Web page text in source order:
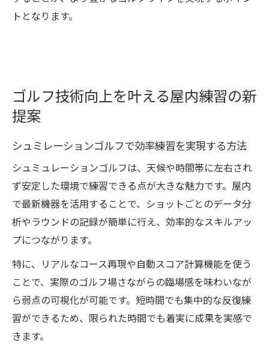
トとなります。
ゴルフ技術向上を叶える屋内練習の新
提案
シュミレーションゴルフで効率練習を実現する方法
シュミュレーションゴルフは、天候や時間帯に左右され
ず安定した環境で練習できる点が大きな魅力です。屋内
で最新機器を活用することで、ショットごとのデータ分
析やラウンドの記録が簡単に行え、効率的なスキルアッ
プにつながります。
特に、リアルなコース再現や自動スコア計算機能を使う
ことで、実際のゴルフ場さながらの臨場感を味わいなが
ら弱点の可視化が可能です。短時間でも集中的な反復練
習ができるため、限られた時間でも着実に成果を実感で
きます。